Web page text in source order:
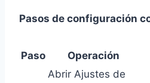
Pasos de configuración
Paso Operación
Abrir Ajustes de